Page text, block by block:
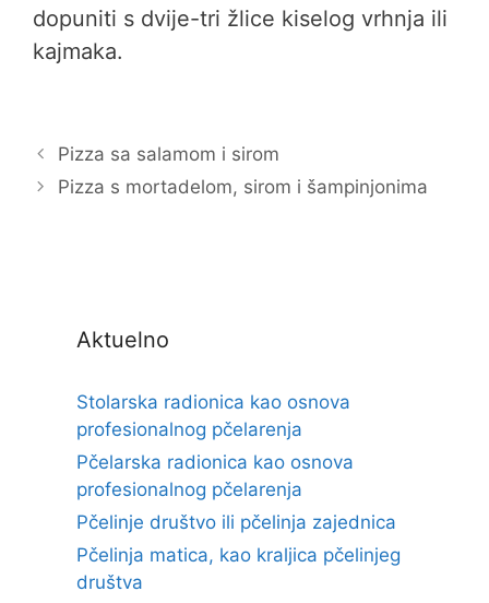
dopuniti s dvije-tri žlice kiselog vrhnja ili
kajmaka.
Pizza sa salamom i sirom
Pizza s mortadelom, sirom i šampinjonima
Aktuelno
Stolarska radionica kao osnova
profesionalnog pčelarenja
Pčelarska radionica kao osnova
profesionalnog pčelarenja
Pčelinje društvo ili pčelinja zajednica
Pčelinja matica, kao kraljica pčelinjeg
društva